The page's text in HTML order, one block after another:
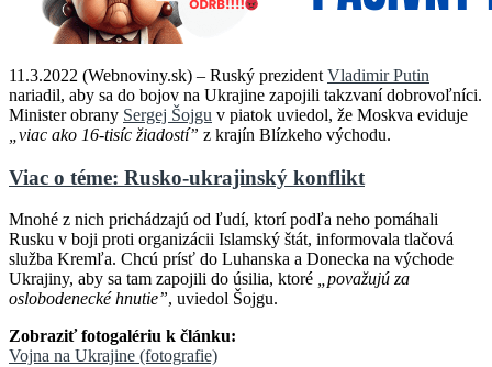
11.3.2022 (Webnoviny.sk) – Ruský prezident Vladimir Putin
nariadil, aby sa do bojov na Ukrajine zapojili takzvaní dobrovoľníci.
Minister obrany Sergej Šojgu v piatok uviedol, že Moskva eviduje
„viac ako 16-tisíc žiadostí” z krajín Blízkeho východu.
Viac o téme: Rusko-ukrajinský konflikt
Mnohé z nich prichádzajú od ľudí, ktorí podľa neho pomáhali
Rusku v boji proti organizácii Islamský štát, informovala tlačová
služba Kremľa. Chcú prísť do Luhanska a Donecka na východe
Ukrajiny, aby sa tam zapojili do úsilia, ktoré
„považujú za
oslobodenecké hnutie”, uviedol Šojgu.
Zobraziť fotogalériu k článku:
Vojna na Ukrajine (fotografie)